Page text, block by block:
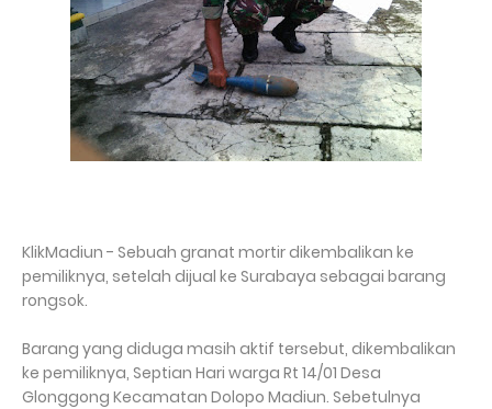
KlikMadiun - Sebuah granat mortir dikembalikan ke
pemiliknya, setelah dijual ke Surabaya sebagai barang
rongsok.
Barang yang diduga masih aktif tersebut, dikembalikan
ke pemiliknya, Septian Hari warga Rt 14/01 Desa
Glonggong Kecamatan Dolopo Madiun. Sebetulnya